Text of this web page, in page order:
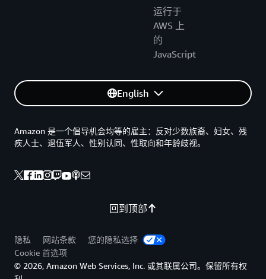
运行于
AWS 上
的
JavaScript
English
回到顶部
Amazon 是一个倡导机会均等的雇主：反对少数族裔、妇女、残
疾人士、退伍军人、性别认同、性取向和年龄歧视。
隐私 网站条款
您的隐私选择
Cookie 首选项
© 2026, Amazon Web Services, Inc. 或其联属公司。保留所有权